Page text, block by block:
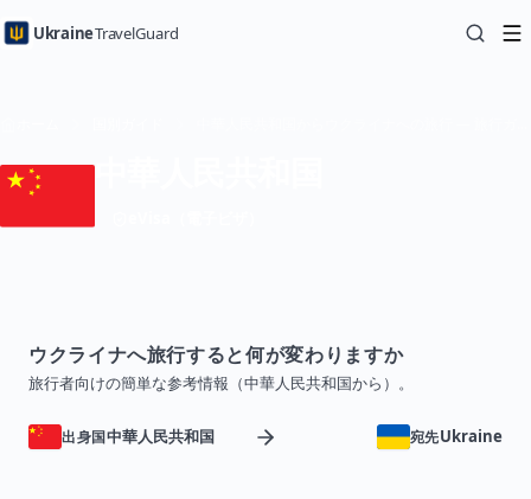
UkraineTravelGuard
ウクライナへ旅行すると何が変わりますか
旅行者向けの簡単な参考情報（中華人民共和国から）。
出身国中華人民共和国 宛先Ukraine